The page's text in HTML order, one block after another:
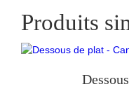
Produits